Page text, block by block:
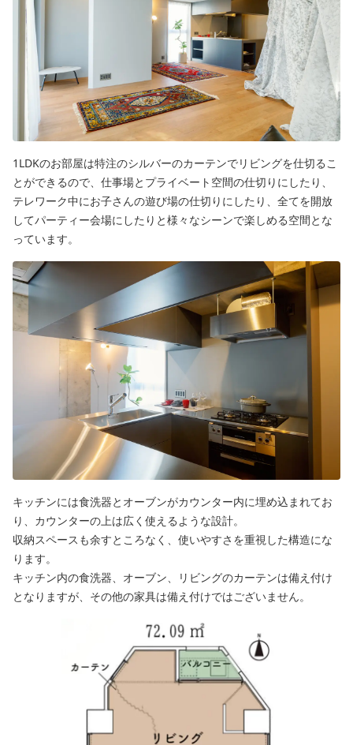
1LDKのお部屋は特注のシルバーのカーテンでリビングを仕切るこ
とができるので、仕事場とプライベート空間の仕切りにしたり、
テレワーク中にお子さんの遊び場の仕切りにしたり、全てを開放
してパーティー会場にしたりと様々なシーンで楽しめる空間とな
っています。
キッチンには食洗器とオーブンがカウンター内に埋め込まれてお
り、カウンターの上は広く使えるような設計。
収納スペースも余すところなく、使いやすさを重視した構造にな
ります。
キッチン内の食洗器、オーブン、リビングのカーテンは備え付け
となりますが、その他の家具は備え付けではございません。